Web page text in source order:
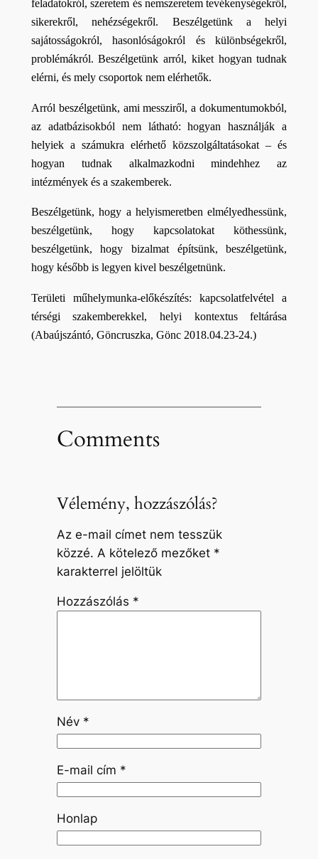
feladatokról, szeretem és nemszeretem tevékenységekről,
sikerekről, nehézségekről. Beszélgetünk a helyi
sajátosságokról, hasonlóságokról és különbségekről,
problémákról. Beszélgetünk arról, kiket hogyan tudnak
elérni, és mely csoportok nem elérhetők.
Arról beszélgetünk, ami messziről, a dokumentumokból,
az adatbázisokból nem látható: hogyan használják a
helyiek a számukra elérhető közszolgáltatásokat – és
hogyan tudnak alkalmazkodni mindehhez az
intézmények és a szakemberek.
Beszélgetünk, hogy a helyismeretben elmélyedhessünk,
beszélgetünk, hogy kapcsolatokat köthessünk,
beszélgetünk, hogy bizalmat építsünk, beszélgetünk,
hogy később is legyen kivel beszélgetnünk.
Területi műhelymunka-előkészítés: kapcsolatfelvétel a
térségi szakemberekkel, helyi kontextus feltárása
(Abaújszántó, Göncruszka, Gönc 2018.04.23-24.)
Comments
Vélemény, hozzászólás?
Az e-mail címet nem tesszük
közzé. A kötelező mezőket *
karakterrel jelöltük
Hozzászólás *
Név *
E-mail cím *
Honlap